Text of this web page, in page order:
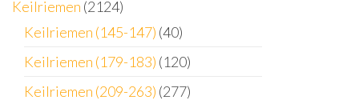
Keilriemen (2124)
Keilriemen (145-147) (40)
Keilriemen (179-183) (120)
Keilriemen (209-263) (277)